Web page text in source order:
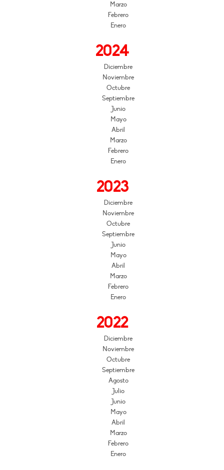
Marzo
Febrero
Enero
2024
Diciembre
Noviembre
Octubre
Septiembre
Junio
Mayo
Abril
Marzo
Febrero
Enero
2023
Diciembre
Noviembre
Octubre
Septiembre
Junio
Mayo
Abril
Marzo
Febrero
Enero
2022
Diciembre
Noviembre
Octubre
Septiembre
Agosto
Julio
Junio
Mayo
Abril
Marzo
Febrero
Enero